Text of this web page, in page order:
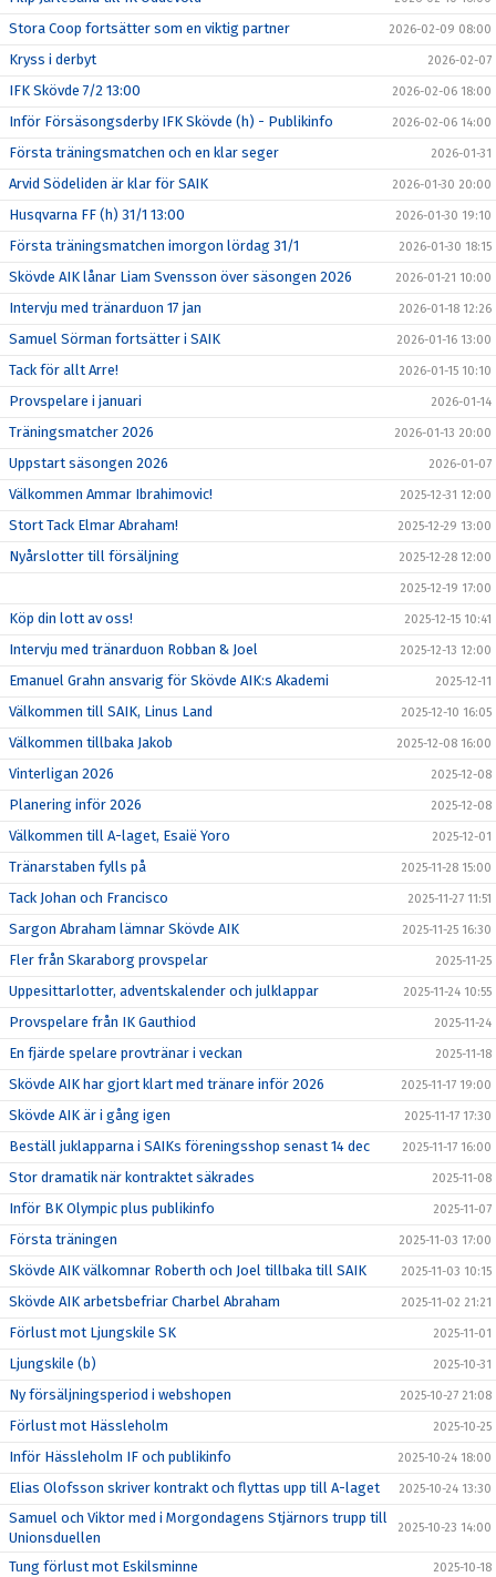
Stora Coop fortsätter som en viktig partner 2026-02-09 08:00
Kryss i derbyt 2026-02-07
IFK Skövde 7/2 13:00 2026-02-06 18:00
Inför Försäsongsderby IFK Skövde (h) - Publikinfo 2026-02-06 14:00
Första träningsmatchen och en klar seger 2026-01-31
Arvid Södeliden är klar för SAIK 2026-01-30 20:00
Husqvarna FF (h) 31/1 13:00 2026-01-30 19:10
Första träningsmatchen imorgon lördag 31/1 2026-01-30 18:15
Skövde AIK lånar Liam Svensson över säsongen 2026 2026-01-21 10:00
Intervju med tränarduon 17 jan 2026-01-18 12:26
Samuel Sörman fortsätter i SAIK 2026-01-16 13:00
Tack för allt Arre! 2026-01-15 10:10
Provspelare i januari 2026-01-14
Träningsmatcher 2026 2026-01-13 20:00
Uppstart säsongen 2026 2026-01-07
Välkommen Ammar Ibrahimovic! 2025-12-31 12:00
Stort Tack Elmar Abraham! 2025-12-29 13:00
Nyårslotter till försäljning 2025-12-28 12:00
2025-12-19 17:00
Köp din lott av oss! 2025-12-15 10:41
Intervju med tränarduon Robban & Joel 2025-12-13 12:00
Emanuel Grahn ansvarig för Skövde AIK:s Akademi 2025-12-11
Välkommen till SAIK, Linus Land 2025-12-10 16:05
Välkommen tillbaka Jakob 2025-12-08 16:00
Vinterligan 2026 2025-12-08
Planering inför 2026 2025-12-08
Välkommen till A-laget, Esaië Yoro 2025-12-01
Tränarstaben fylls på 2025-11-28 15:00
Tack Johan och Francisco 2025-11-27 11:51
Sargon Abraham lämnar Skövde AIK 2025-11-25 16:30
Fler från Skaraborg provspelar 2025-11-25
Uppesittarlotter, adventskalender och julklappar 2025-11-24 10:55
Provspelare från IK Gauthiod 2025-11-24
En fjärde spelare provtränar i veckan 2025-11-18
Skövde AIK har gjort klart med tränare inför 2026 2025-11-17 19:00
Skövde AIK är i gång igen 2025-11-17 17:30
Beställ juklapparna i SAIKs föreningsshop senast 14 dec 2025-11-17 16:00
Stor dramatik när kontraktet säkrades 2025-11-08
Inför BK Olympic plus publikinfo 2025-11-07
Första träningen 2025-11-03 17:00
Skövde AIK välkomnar Roberth och Joel tillbaka till SAIK 2025-11-03 10:15
Skövde AIK arbetsbefriar Charbel Abraham 2025-11-02 21:21
Förlust mot Ljungskile SK 2025-11-01
Ljungskile (b) 2025-10-31
Ny försäljningsperiod i webshopen 2025-10-27 21:08
Förlust mot Hässleholm 2025-10-25
Inför Hässleholm IF och publikinfo 2025-10-24 18:00
Elias Olofsson skriver kontrakt och flyttas upp till A-laget 2025-10-24 13:30
Samuel och Viktor med i Morgondagens Stjärnors trupp till
Unionsduellen
2025-10-23 14:00
Tung förlust mot Eskilsminne 2025-10-18